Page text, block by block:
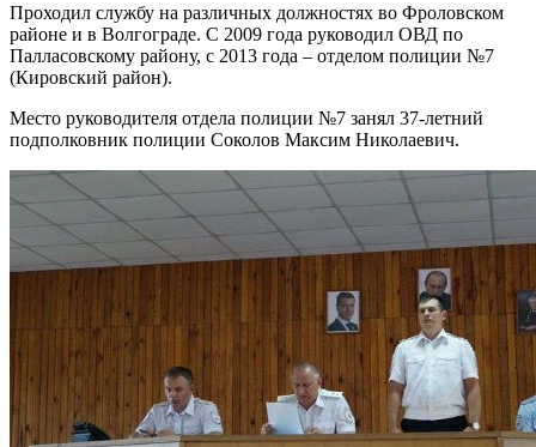
Проходил службу на различных должностях во Фроловском
районе и в Волгограде. С 2009 года руководил ОВД по
Палласовскому району, с 2013 года – отделом полиции №7
(Кировский район).
Место руководителя отдела полиции №7 занял 37-летний
подполковник полиции Соколов Максим Николаевич.